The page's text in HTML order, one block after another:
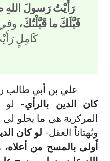
رَأَيْتُ رَسولَ اللهِ
قَبَّلَكَ ما قَبَّلْتُكَ،
كَامِلٍ
علي بن أبي طالب
كان الدين بالرأي- لو
المركزية هي ما يحلو لي
وبُهتاناً العقل- لو كان
أَولى بالمسح من